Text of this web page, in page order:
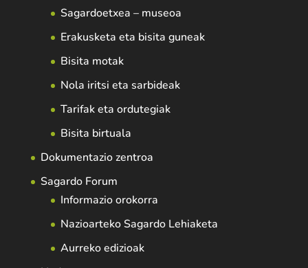
Sagardoetxea – museoa
Erakusketa eta bisita guneak
Bisita motak
Nola iritsi eta sarbideak
Tarifak eta ordutegiak
Bisita birtuala
Dokumentazio zentroa
Sagardo Forum
Informazio orokorra
Nazioarteko Sagardo Lehiaketa
Aurreko edizioak